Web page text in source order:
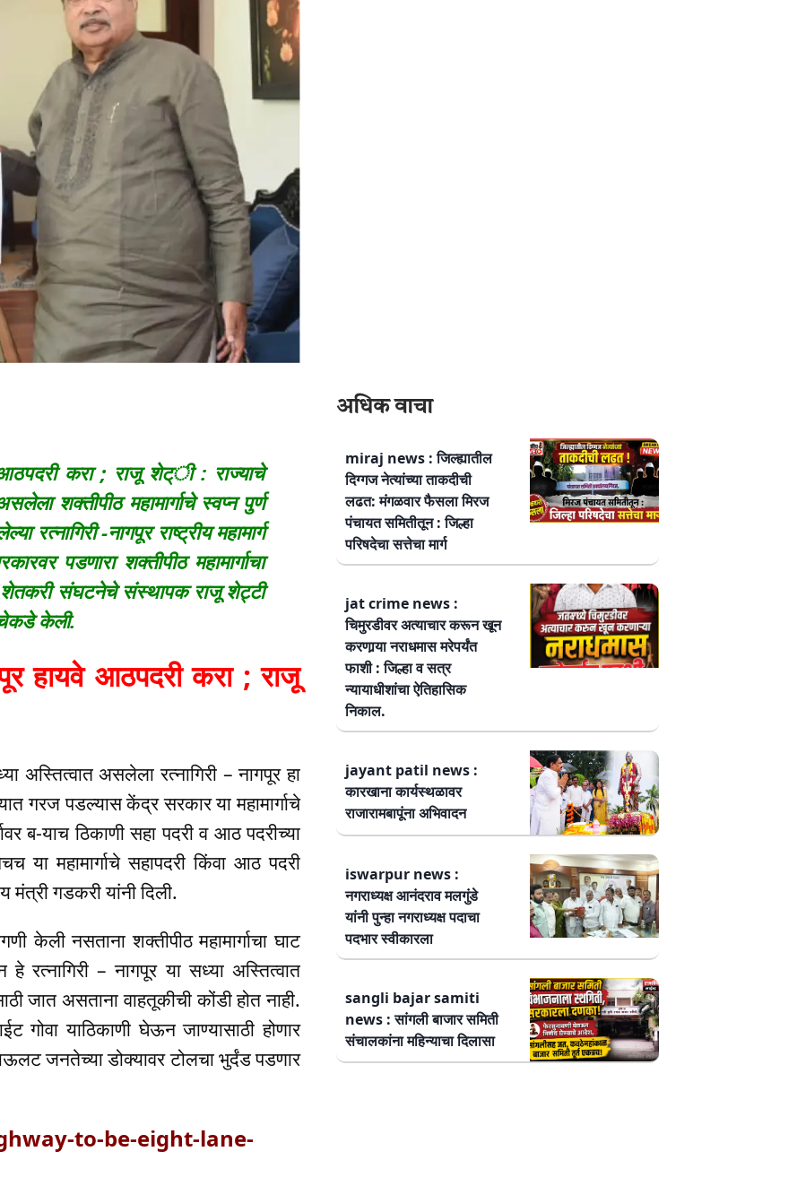
करा ; राजू शेट्ी : राज्याचे
शक्तीपीठ महामार्गाचे स्वप्न पुर्ण
-नागपूर राष्ट्रीय महामार्ग
पडणारा शक्तीपीठ महामार्गाचा
शेतकरी संघटनेचे संस्थापक राजू शेट्टी
केली.
हायवे आठपदरी करा ; राजू
अस्तित्वात असलेला रत्नागिरी – नागपूर हा
गरज पडल्यास केंद्र सरकार या महामार्गाचे
ब-याच ठिकाणी सहा पदरी व आठ पदरीच्या
महामार्गाचे सहापदरी किंवा आठ पदरी
गडकरी यांनी दिली.
केली नसताना शक्तीपीठ महामार्गाचा घाट
रत्नागिरी – नागपूर या सध्या अस्तित्वात
जात असताना वाहतूकीची कोंडी होत नाही.
गोवा याठिकाणी घेऊन जाण्यासाठी होणार
जनतेच्या डोक्यावर टोलचा भुर्दंड पडणार
to-be-eight-lane-
अधिक वाचा
miraj news : जिल्ह्यातील
दिग्गज नेत्यांच्या ताकदीची
लढत: मंगळवार फैसला मिरज
पंचायत समितीतून : जिल्हा
परिषदेचा सत्तेचा मार्ग
jat crime news :
चिमुरडीवर अत्याचार करून खून
करणार्‍या नराधमास मरेपर्यंत
फाशी : जिल्हा व सत्र
न्यायाधीशांचा ऐतिहासिक
निकाल.
jayant patil news :
कारखाना कार्यस्थळावर
राजारामबापूंना अभिवादन
iswarpur news :
नगराध्यक्ष आनंदराव मलगुंडे
यांनी पुन्हा नगराध्यक्ष पदाचा
पदभार स्वीकारला
sangli bajar samiti
news : सांगली बाजार समिती
संचालकांना महिन्याचा दिलासा